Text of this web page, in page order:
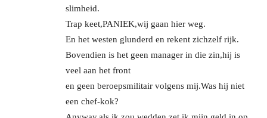
slimheid.
Trap keet,PANIEK,wij gaan hier weg.
En het westen glunderd en rekent zichzelf rijk.
Bovendien is het geen manager in die zin,hij is
veel aan het front
en geen beroepsmilitair volgens mij.Was hij niet
een chef-kok?